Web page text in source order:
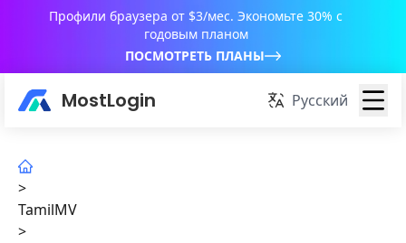
Профили браузера от $3/мес. Экономьте 30% с
годовым планом
ПОСМОТРЕТЬ ПЛАНЫ
MostLogin Русский
>
TamilMV
>